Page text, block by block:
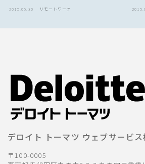
2015.05.30 リモートワーク
デロイト トーマツ ウェブサービ
〒100-0005